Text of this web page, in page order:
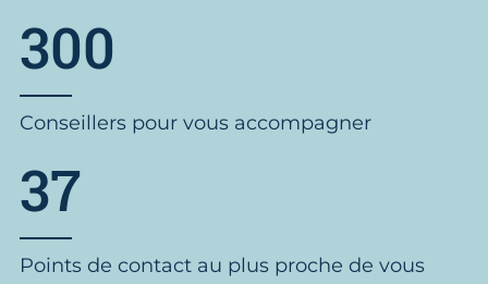
300
Conseillers pour vous accompagner
37
Points de contact au plus proche de vous